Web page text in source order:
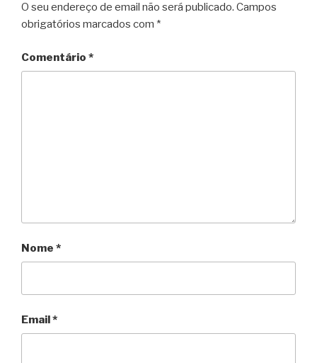
O seu endereço de email não será publicado. Campos
obrigatórios marcados com *
Comentário *
Nome *
Email*